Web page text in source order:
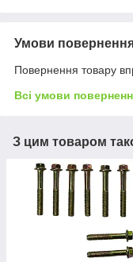
Умови
Повернення товару
Всі умови
З цим товаром